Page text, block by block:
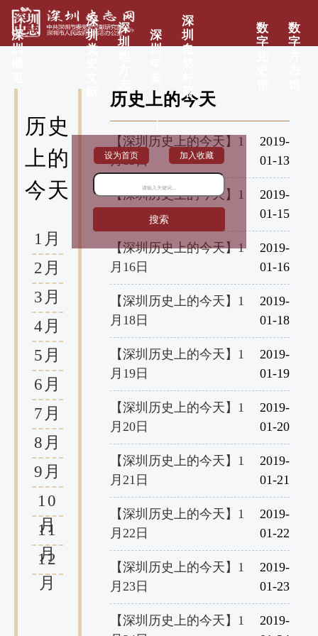
深
圳
深
圳
党
深
圳
深
圳
深
圳
自
落
数
字
数
字
|
设为首页 加入收藏
搜索
历史
上的
今天
1月
2月
3月
4月
5月
6月
7月
8月
9月
10
月
11
月
12
月
历史上的今天
【深圳历史上的今天】1
月13日
2019-
01-13
【深圳历史上的今天】1
2019-
01-15
【深圳历史上的今天】1
月16日
2019-
01-16
【深圳历史上的今天】1
月18日
2019-
01-18
【深圳历史上的今天】1
月19日
2019-
01-19
【深圳历史上的今天】1
月20日
2019-
01-20
【深圳历史上的今天】1
月21日
2019-
01-21
【深圳历史上的今天】1
月22日
2019-
01-22
【深圳历史上的今天】1
月23日
2019-
01-23
【深圳历史上的今天】1
2019-